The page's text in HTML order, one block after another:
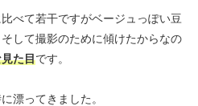
べて若干ですがベージュっぽい豆
して撮影のために傾けたからなの
た目です。
漂ってきました。